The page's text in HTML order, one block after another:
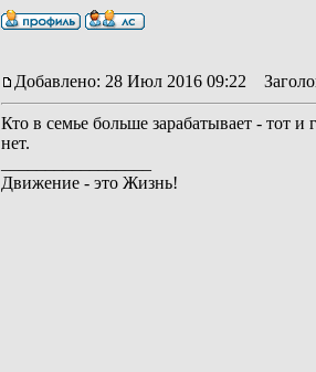
Добавлено: 28 Июл 2016 09:22
Кто в семье больше зарабатывает - тот
нет.
Движение - это Жизнь!